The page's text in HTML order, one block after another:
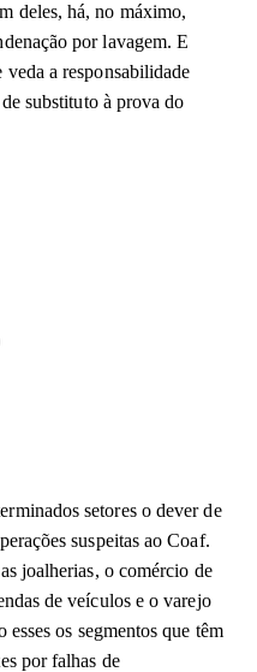
deles, há, no máximo,
por lavagem. E
a responsabilidade
substituto à prova do
setores o dever de
suspeitas ao Coaf.
joalherias, o comércio de
de veículos e o varejo
os segmentos que têm
por falhas de